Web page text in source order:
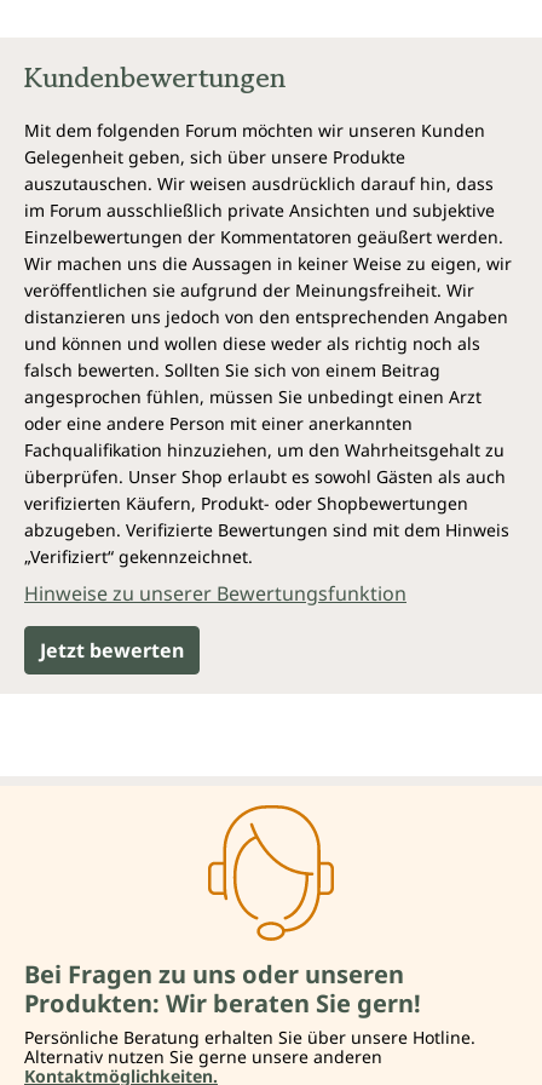
Kundenbewertungen
Mit dem folgenden Forum möchten wir unseren Kunden
Gelegenheit geben, sich über unsere Produkte
auszutauschen. Wir weisen ausdrücklich darauf hin, dass
im Forum ausschließlich private Ansichten und subjektive
Einzelbewertungen der Kommentatoren geäußert werden.
Wir machen uns die Aussagen in keiner Weise zu eigen, wir
veröffentlichen sie aufgrund der Meinungsfreiheit. Wir
distanzieren uns jedoch von den entsprechenden Angaben
und können und wollen diese weder als richtig noch als
falsch bewerten. Sollten Sie sich von einem Beitrag
angesprochen fühlen, müssen Sie unbedingt einen Arzt
oder eine andere Person mit einer anerkannten
Fachqualifikation hinzuziehen, um den Wahrheitsgehalt zu
überprüfen. Unser Shop erlaubt es sowohl Gästen als auch
verifizierten Käufern, Produkt- oder Shopbewertungen
abzugeben. Verifizierte Bewertungen sind mit dem Hinweis
„Verifiziert“ gekennzeichnet.
Hinweise zu unserer Bewertungsfunktion
Jetzt bewerten
Bei Fragen zu uns oder unseren
Produkten: Wir beraten Sie gern!
Persönliche Beratung erhalten Sie über unsere Hotline.
Alternativ nutzen Sie gerne unsere anderen
Kontaktmöglichkeiten.